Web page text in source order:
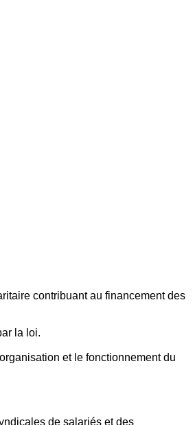
contribuant au financement des
la loi.
et le fonctionnement du
de salariés et des